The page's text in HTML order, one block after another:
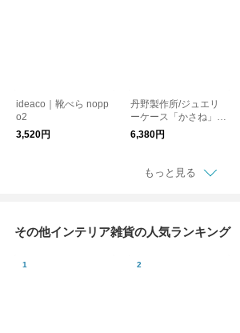
ideaco｜靴べら nopp
o2
3,520円
丹野製作所/ジュエリ
ーケース「かさね」フ
リー
6,380円
もっと見る
その他インテリア雑貨の人気ランキング